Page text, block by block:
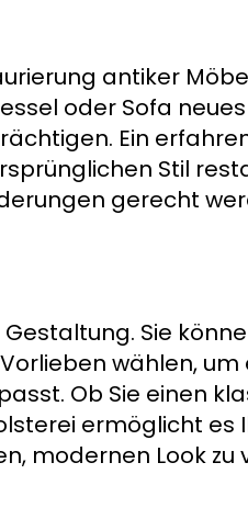
antiker
oder Sofa
Ein
Stil
gerecht
Sie
wählen, um
Ob Sie einen
ermöglicht es
modernen Look zu